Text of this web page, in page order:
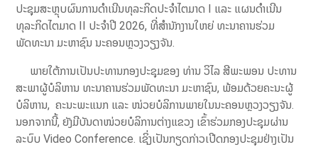
ປະຊຸມສະຫຼຸບຜົນການດຳເນີນທຸລະກິດປະຈຳໄຕມາດ I ແລະ ແຜນດໍາເນີນ
ທຸລະກິດໄຕມາດ II ປະຈໍາປີ 2026, ທີ່ສໍານັກງານໃຫຍ່ ທະນາຄານຮ່ວມ
ພັດທະນາ ມະຫາຊົນ ນະຄອນຫຼວງວຽງຈັນ.
ພາຍໃຕ້ການເປັນປະທານກອງປະຊຸມຂອງ ທ່ານ ວິໄລ ສີພະພອນ ປະທານ
ສະພາຜູ້ບໍລິຫານ ທະນາຄານຮ່ວມພັດທະນາ ມະຫາຊົນ, ພ້ອມດ້ວຍຄະນະຜູ້
ບໍລິຫານ, ຄະນະພະແນກ ແລະ ໜ່ວຍບໍລິການພາຍໃນນະຄອນຫຼວງວຽງຈັນ.
ນອກຈາກນີ້, ຍັງມີບັນດາໜ່ວຍບໍລິການຕ່າງແຂວງ ເຂົ້າຮ່ວມກອງປະຊຸມຜ່ານ
ລະບົບ Video Conference. ເຊິ່ງເປັນກຽດກ່າວເປີດກອງປະຊຸມຢ່າງເປັນ